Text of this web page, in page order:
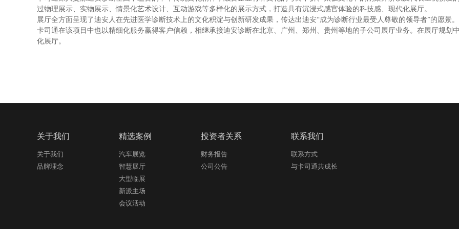
过物理展示、实物展示、情景化艺术设计、互动游戏等多样化的展示方式，打造具有沉浸式感官体验的科技感、现代化展厅。
展厅全方面呈现了迪安人在先进医学诊断技术上的文化积淀与创新研发成果，传达出迪安“成为诊断行业最受人尊敬的领导者”的愿景。
卡司通在该项目中也以精细化服务赢得客户信赖，相继承接迪安诊断在北京、广州、郑州、贵州等地的子公司展厅业务 。 在展厅规划
化展厅。
关于我们
关于我们
品牌理念
精选案例
汽车展览
智慧展厅
大型临展
新派主场
会议活动
投资者关系
财务报告
公司公告
联系我们
联系方式
与卡司通共成长